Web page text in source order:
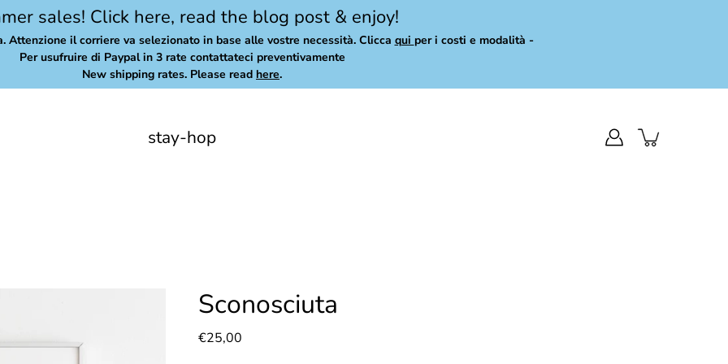
sales! Click here, read the blog post & enjoy!
Attenzione il corriere va selezionato in base alle vostre necessità. Clicca qui per i costi e modalità -
Per usufruire di Paypal in 3 rate contattateci preventivamente
New shipping rates. Please read here.
stay-hop
Sconosciuta
€25,00